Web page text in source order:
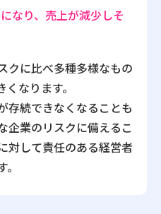
なり、売上が減少しそ
クに比べ多種多様なもの
なります。
存続できなくなることも
企業のリスクに備えるこ
対して責任のある経営者